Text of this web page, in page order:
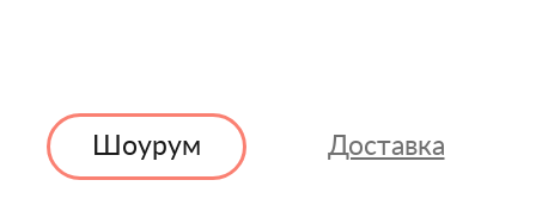
Шоурум Доставка